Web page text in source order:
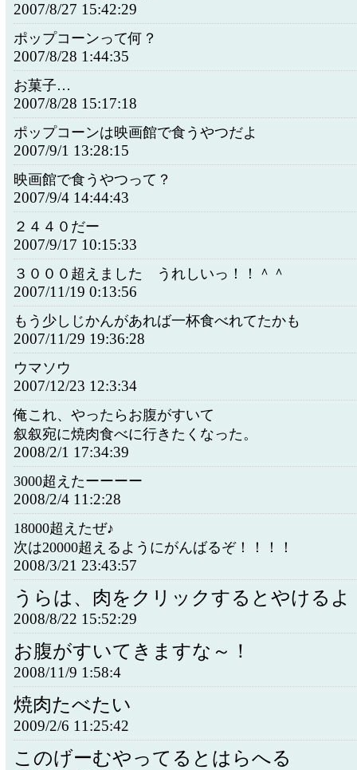
2007/8/27 15:42:29
ポップコーンって何？
2007/8/28 1:44:35
お菓子…
2007/8/28 15:17:18
ポップコーンは映画館で食うやつだよ
2007/9/1 13:28:15
映画館で食うやつって？
2007/9/4 14:44:43
２４４０だー
2007/9/17 10:15:33
３０００超えました うれしいっ！！＾＾
2007/11/19 0:13:56
もう少しじかんがあれば一杯食べれてたかも
2007/11/29 19:36:28
ウマソウ
2007/12/23 12:3:34
俺これ、やったらお腹がすいて
叙叙宛に焼肉食べに行きたくなった。
2008/2/1 17:34:39
3000超えたーーーー
2008/2/4 11:2:28
18000超えたぜ♪
次は20000超えるようにがんばるぞ！！！！
2008/3/21 23:43:57
うらは、肉をクリックするとやけるよ
2008/8/22 15:52:29
お腹がすいてきますな～！
2008/11/9 1:58:4
焼肉たべたい
2009/2/6 11:25:42
このげーむやってるとはらへる